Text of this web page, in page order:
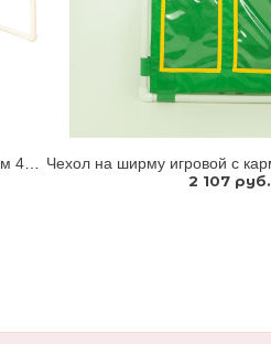
2 107 руб.